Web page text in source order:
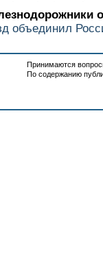
объединил
Принимаются
По содержанию